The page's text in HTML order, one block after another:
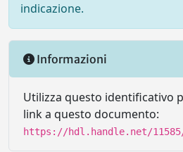
indicazione.
Informazioni
Utilizza questo identificativo
link a questo documento:
https://hdl.handle.net/11585/